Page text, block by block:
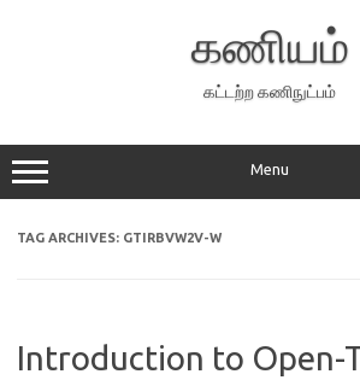
கணியம்
கட்டற்ற கணிநுட்பம்
Menu
TAG ARCHIVES: GTIRBVW2V-W
Introduction to Open-